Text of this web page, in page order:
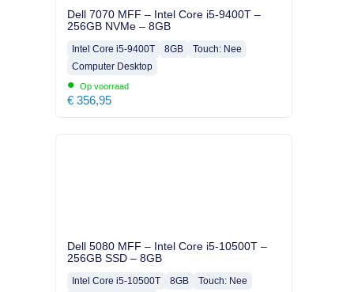
Dell 7070 MFF – Intel Core i5-9400T –
256GB NVMe – 8GB
Intel Core i5-9400T 8GB
Touch: Nee
Computer Desktop
• Op voorraad
€ 356,95
Dell 5080 MFF – Intel Core i5-10500T –
256GB SSD – 8GB
Intel Core i5-10500T 8GB
Touch: Nee